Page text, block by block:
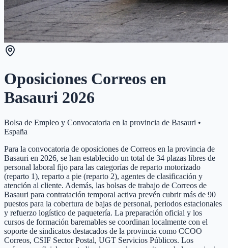
Oposiciones Correos en
Basauri 2026
Bolsa de Empleo y Convocatoria en la provincia de Basauri •
España
Para la convocatoria de oposiciones de Correos en la provincia de
Basauri en 2026, se han establecido un total de 34 plazas libres de
personal laboral fijo para las categorías de reparto motorizado
(reparto 1), reparto a pie (reparto 2), agentes de clasificación y
atención al cliente. Además, las bolsas de trabajo de Correos de
Basauri para contratación temporal activa prevén cubrir más de 90
puestos para la cobertura de bajas de personal, periodos estacionales
y refuerzo logístico de paquetería. La preparación oficial y los
cursos de formación baremables se coordinan localmente con el
soporte de sindicatos destacados de la provincia como CCOO
Correos, CSIF Sector Postal, UGT Servicios Públicos. Los